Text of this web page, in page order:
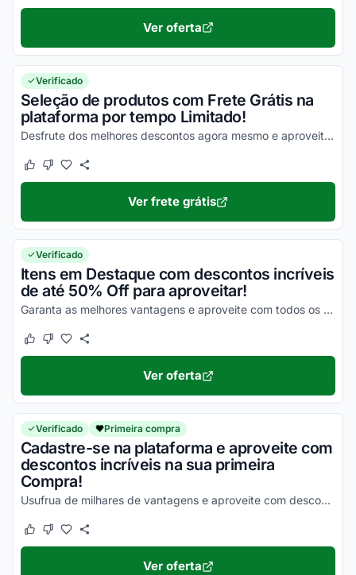
Ver oferta
Verificado
Seleção de produtos com Frete Grátis na
plataforma por tempo Limitado!
Desfrute dos melhores descontos agora mesmo e aproveite com vantagens simplesmente incríveis!
Este cupom funcionou
Este cupom não funcionou
Ver frete grátis
Verificado
Itens em Destaque com descontos incríveis
de até 50% Off para aproveitar!
Garanta as melhores vantagens e aproveite com todos os seus benefícios agora mesmo!
Este cupom funcionou
Este cupom não funcionou
Ver oferta
Verificado Primeira compra
Cadastre-se na plataforma e aproveite com
descontos incríveis na sua primeira
Compra!
Usufrua de milhares de vantagens e aproveite com descontos simplesmente incríveis!
Este cupom funcionou
Este cupom não funcionou
Ver oferta